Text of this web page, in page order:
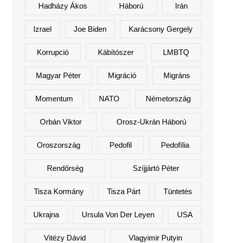
Hadházy Ákos Háború Irán
Izrael Joe Biden Karácsony Gergely
Korrupció Kábítószer LMBTQ
Magyar Péter Migráció Migráns
Momentum NATO Németország
Orbán Viktor Orosz-Ukrán Háború
Oroszország Pedofil Pedofília
Rendőrség Szíjjártó Péter
Tisza Kormány Tisza Párt Tüntetés
Ukrajna Ursula Von Der Leyen USA
Vitézy Dávid Vlagyimir Putyin